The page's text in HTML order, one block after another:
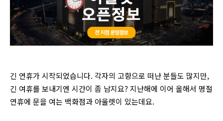
긴 연휴가 시작되었습니다. 각자의 고향으로 떠난 분들도 많지만,
긴 여휴를 보내기엔 시간이 좀 남지요? 지난해에 이어 올해서 명절
연휴에 문을 여는 백화점과 아울렛이 있는데요.